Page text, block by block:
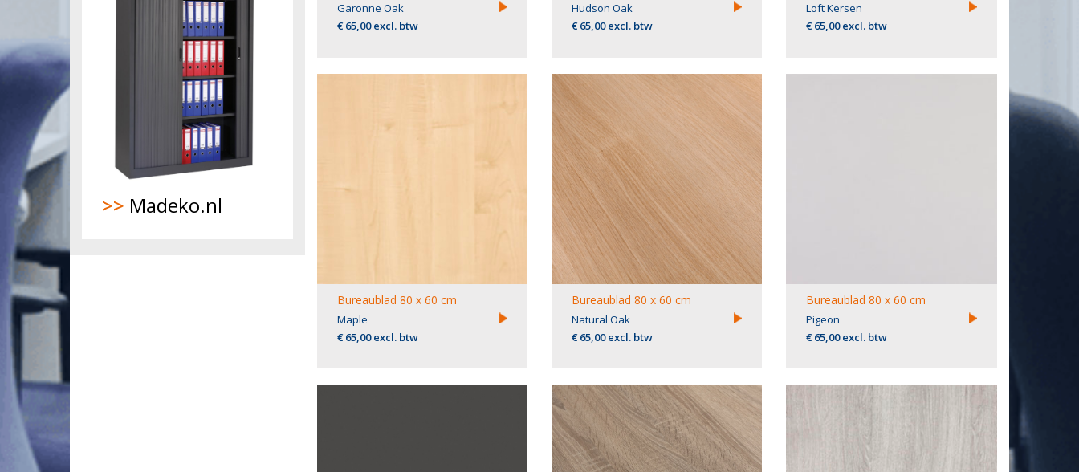
Garonne Oak
€ 65,00 excl. btw
Hudson Oak
€ 65,00 excl. btw
Loft Kersen
€ 65,00 excl. btw
Bureaublad 80 x 60 cm
Maple
€ 65,00 excl. btw
Bureaublad 80 x 60 cm
Natural Oak
€ 65,00 excl. btw
Bureaublad 80 x 60 cm
Pigeon
€ 65,00 excl. btw
>> Madeko.nl